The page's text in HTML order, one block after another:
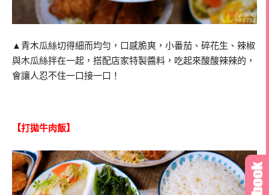
▲青木瓜絲切得細而均勻，口感脆爽，小番茄、碎花生、辣椒
與木瓜絲拌在一起，搭配店家特製醬料，吃起來酸酸辣辣的，
會讓人忍不住一口接一口！
【打拋牛肉飯】